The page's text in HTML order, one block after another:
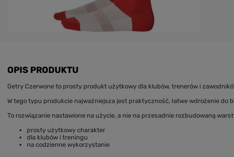
OPIS PRODUKTU
Getry Czerwone to prosty produkt użytkowy dla klubów, trenerów i
W tego typu produkcie najważniejsza jest praktyczność, łatwe wdrożenie
To rozwiązanie nastawione na użycie, a nie na przesadnie rozbudowaną
prosty użytkowy charakter
dla klubów i treningu
na codzienne wykorzystanie